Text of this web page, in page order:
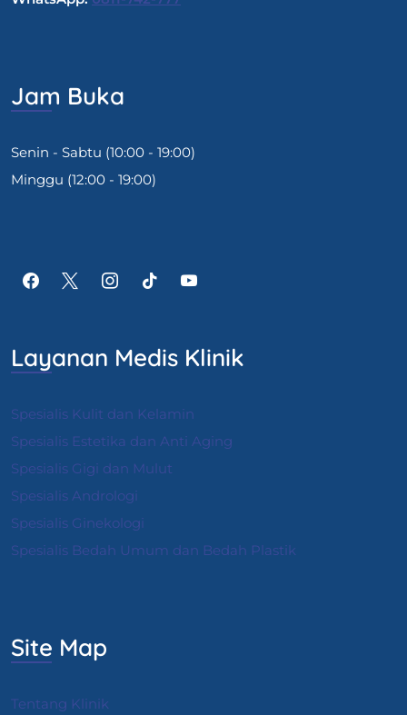
Jam Buka
Senin - Sabtu (10:00 - 19:00)
Minggu (12:00 - 19:00)
Layanan Medis Klinik
Spesialis Kulit dan Kelamin
Spesialis Estetika dan Anti Aging
Spesialis Gigi dan Mulut
Spesialis Andrologi
Spesialis Ginekologi
Spesialis Bedah Umum dan Bedah Plastik
Site Map
Tentang Klinik